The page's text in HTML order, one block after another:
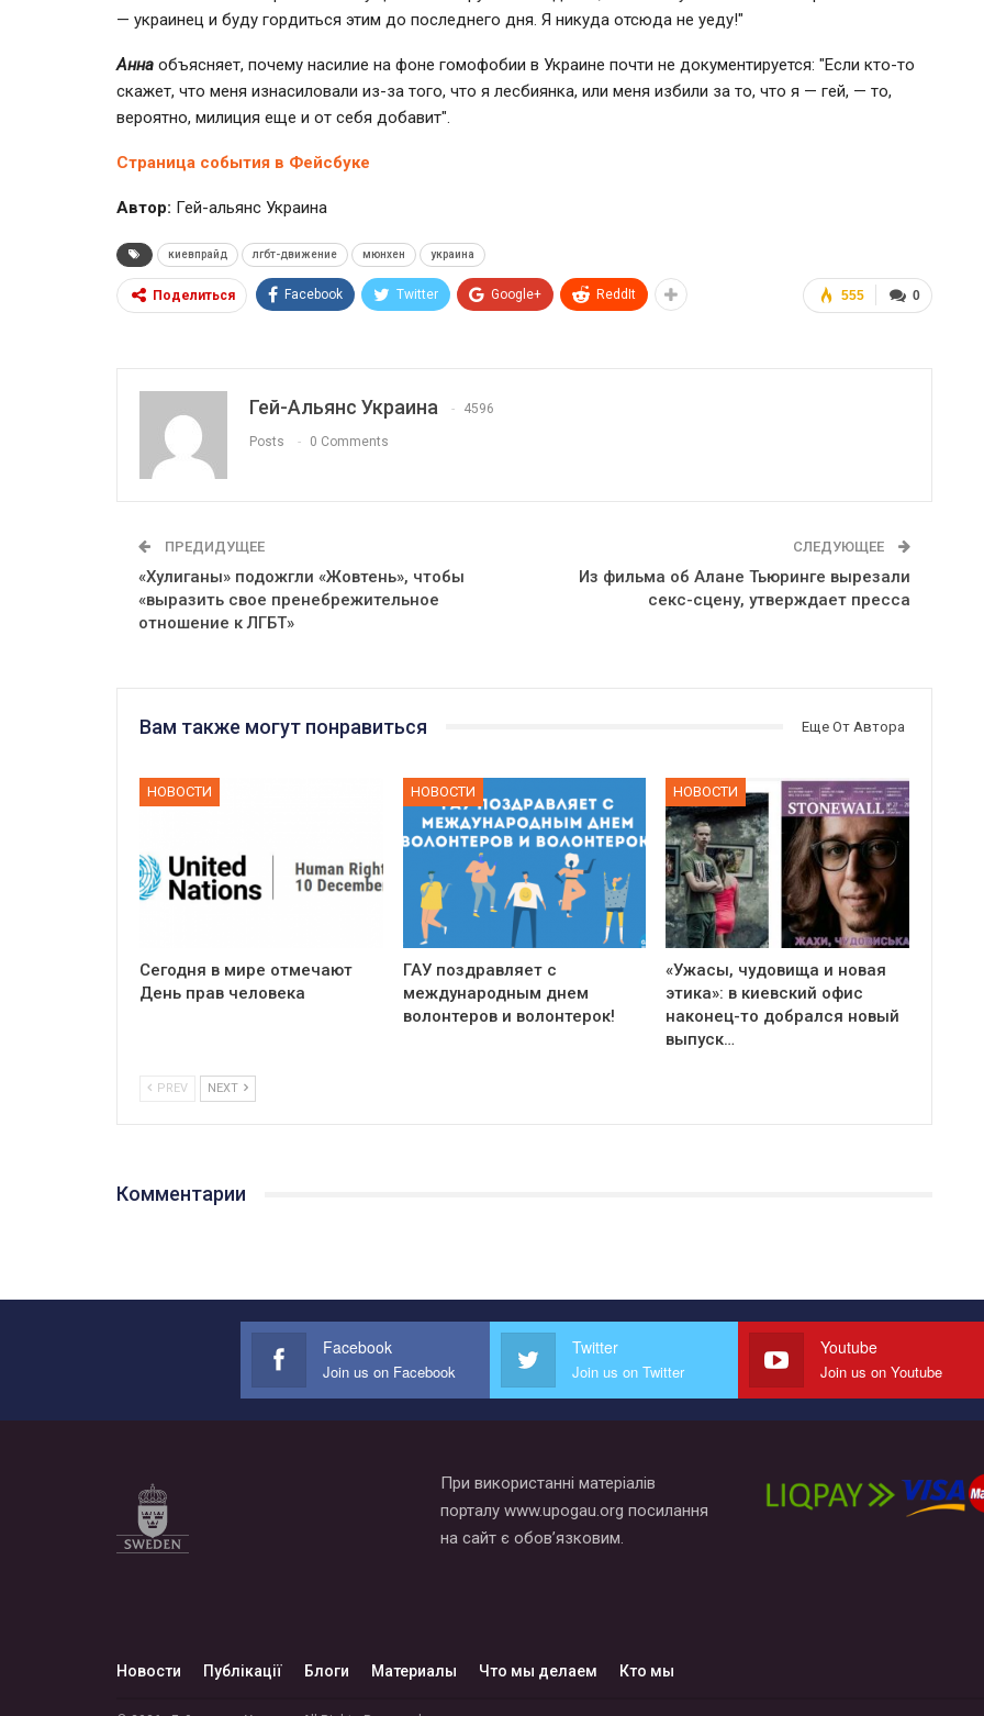
— украинец и буду гордиться этим до последнего дня. Я никуда отсюда не уеду!"
Анна объясняет, почему насилие на фоне гомофобии в Украине почти не документируется: "Если кто-то
скажет, что меня изнасиловали из-за того, что я лесбиянка, или меня избили за то, что я — гей, — то,
вероятно, милиция еще и от себя добавит".
Страница события в Фейсбуке
Автор: Гей-альянс Украина
киевпрайд лгбт-движение мюнхен украина
0
555
Поделиться Facebook Twitter Google+ ReddIt
Гей-Альянс Украина 4596
Posts 0 Comments
ПРЕДИДУЩЕЕ
«Хулиганы» подожгли «Жовтень», чтобы
«выразить свое пренебрежительное
отношение к ЛГБТ»
СЛЕДУЮЩЕЕ
Из фильма об Алане Тьюринге вырезали
секс-сцену, утверждает пресса
Вам также могут понравиться Еще От Автора
НОВОСТИ
Сегодня в мире отмечают
День прав человека
НОВОСТИ
ГАУ поздравляет с
международным днем
волонтеров и волонтерок!
НОВОСТИ
«Ужасы, чудовища и новая
этика»: в киевский офис
наконец-то добрался новый
выпуск…
PREV NEXT
Комментарии
Facebook
Join us on Facebook
Twitter
Join us on Twitter
Youtube
Join us on Youtube
При використанні матеріалів
порталу www.upogau.org посилання
на сайт є обов’язковим.
Новости Публікації Блоги Материалы Что мы делаем Кто мы